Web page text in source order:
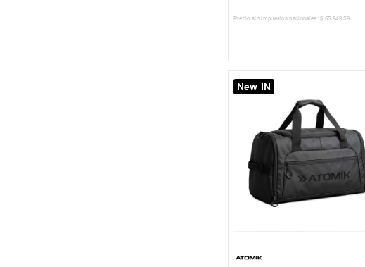
Precio sin impuestos nacionales: $ 65 .949,59
New IN